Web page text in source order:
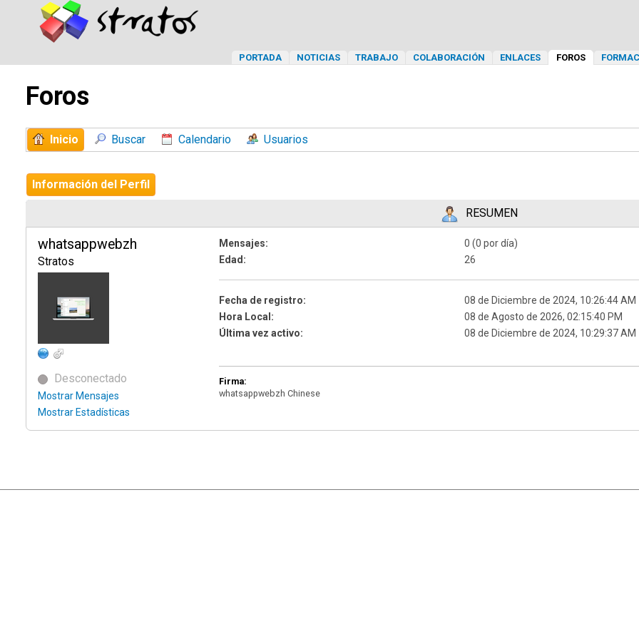
PORTADA NOTICIAS TRABAJO COLABORACIÓN ENLACES FOROS
Foros
Inicio Buscar Calendario Usuarios
Información del Perfil
RESUMEN
whatsappwebzh
Stratos
Desconectado
Mostrar Mensajes
Mostrar Estadísticas
Mensajes:
0 (0 por día)
Edad:
26
Fecha de registro:
08 de Diciembre de 2024, 10:26:44 AM
Hora Local:
08 de Agosto de 2026, 02:15:40 PM
Última vez activo:
08 de Diciembre de 2024, 10:29:37 AM
Firma:
whatsappwebzh Chinese